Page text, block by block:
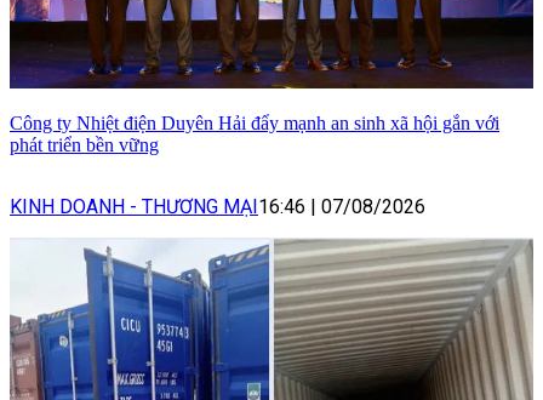
Công ty Nhiệt điện Duyên Hải đẩy mạnh an sinh xã hội gắn với
phát triển bền vững
KINH DOANH - THƯƠNG MẠI 16:46 07/08/2026